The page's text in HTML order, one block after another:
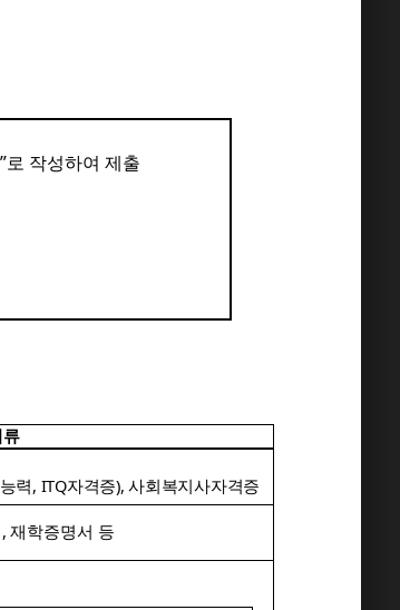
”로 작성하여 제출
력, ITQ자격증),사회복지사자격증
,재학증명서 등